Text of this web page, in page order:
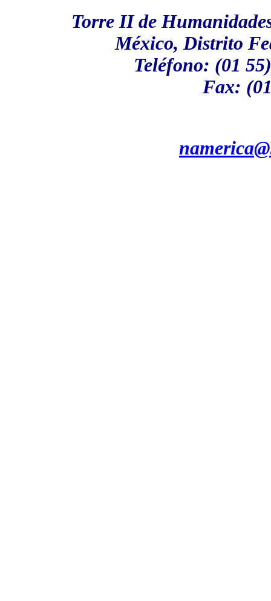
Torre II de
México, Distrito
Teléfono: (01
Fax: